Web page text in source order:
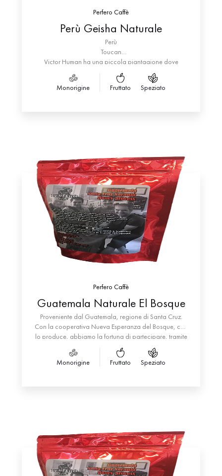
Perfero Caffè
Perù Geisha Naturale
Perù
Toucan
Victor Human ha una piccola piantagione dove
coltiva un’Arabica con un varietale molto particolare,
il Geisha. Estremamente costoso è comunque ben
giustificato dalla capacità di regalare emozioni
fiori bianchi.
Lasciato raffreddare ricorda un liquore alle erbe. La
piantagione si trova nella regione di Junin nella parte
centrale del Perù.
Monorigine Fruttato Speziato
Perfero Caffè
Guatemala Naturale El Bosque
Proveniente dal Guatemala, regione di Santa Cruz.
Con la cooperativa Nueva Esperanza del Bosque, che
lo produce, abbiamo la fortuna di partecipare, tramite
la cooperativa Shadhilly di Fano, ad un progetto
solidale che ha portato a grandi risultati. Sia sul piano
della qualità del prodotto, oggetto di numerose prove
guscio, cioccolata e marmellata di arance. Retrogusto
di cioccolato al latte. caffè molto particolare che da
ottimi risultati anche in espresso.
Monorigine Fruttato Speziato